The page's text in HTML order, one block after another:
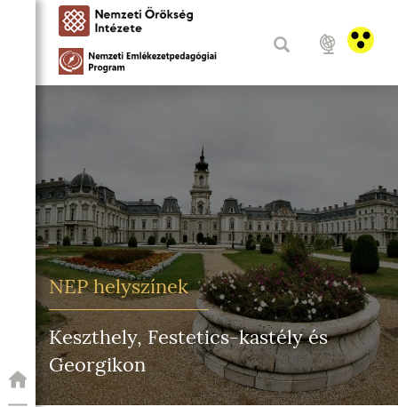
NEP helyszínek
Keszthely, Festetics-kastély és
Georgikon